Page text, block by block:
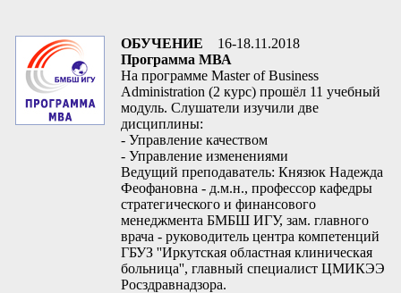
ОБУЧЕНИЕ
16-18.11.2018
Программа МВА
На программе Master of Business
Administration (2 курс) прошёл 11 учебный
модуль. Слушатели изучили две
дисциплины:
- Управление качеством
- Управление изменениями
Ведущий преподаватель: Князюк Надежда
Феофановна - д.м.н., профессор кафедры
стратегического и финансового
менеджмента БМБШ ИГУ, зам. главного
врача - руководитель центра компетенций
ГБУЗ ''Иркутская областная клиническая
больница'', главный специалист ЦМИКЭЭ
Росздравнадзора.